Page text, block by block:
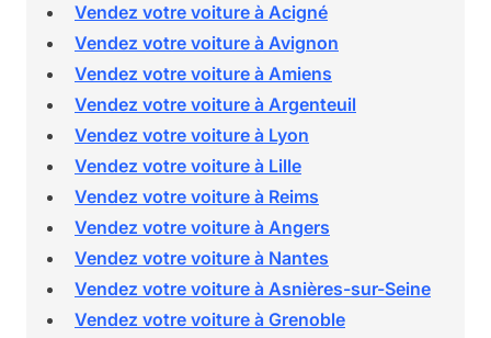
Vendez votre voiture à Acigné
Vendez votre voiture à Avignon
Vendez votre voiture à Amiens
Vendez votre voiture à Argenteuil
Vendez votre voiture à Lyon
Vendez votre voiture à Lille
Vendez votre voiture à Reims
Vendez votre voiture à Angers
Vendez votre voiture à Nantes
Vendez votre voiture à Asnières-sur-Seine
Vendez votre voiture à Grenoble